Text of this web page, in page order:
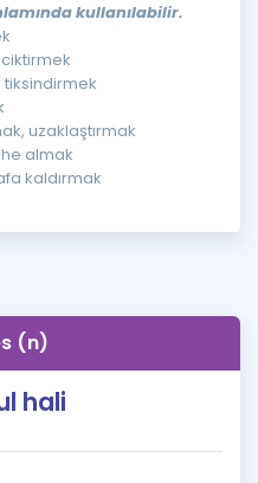
kullanılabilir.
uzaklaştırmak
almak
kaldırmak
(n)
hali